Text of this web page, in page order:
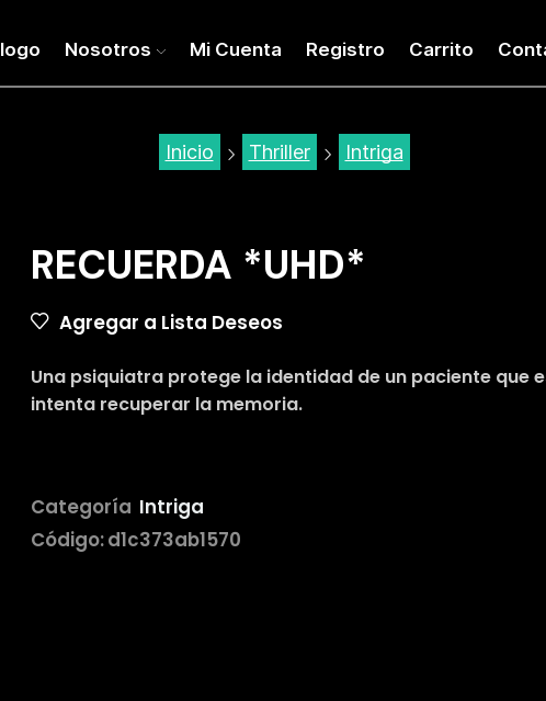
Nosotros Mi Cuenta Registro Carrito
Inicio Thriller Intriga
RECUERDA *UHD*
Agregar a Lista Deseos
Una psiquiatra protege la identidad de un paciente que
intenta recuperar la memoria.
Categoría Intriga
Código:d1c373ab1570